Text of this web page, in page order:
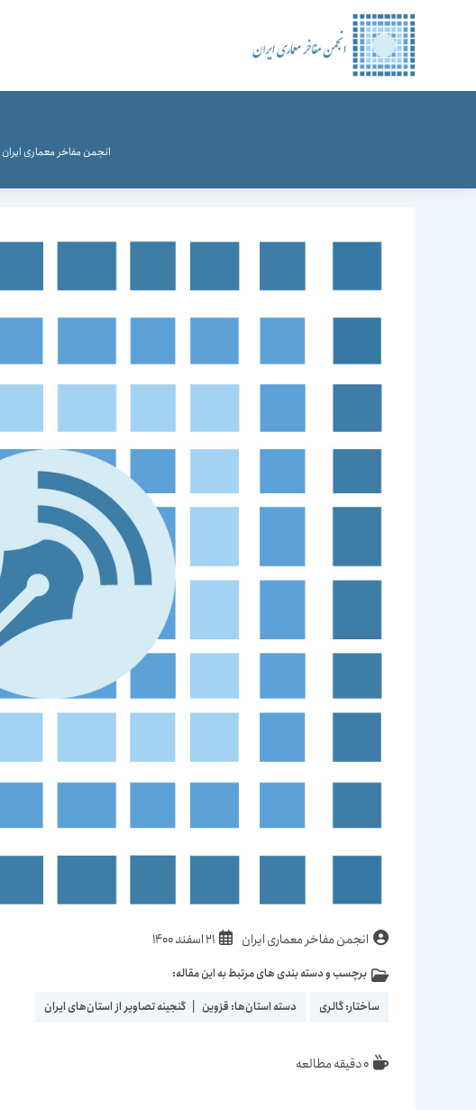
انجمن مفاخر معماری ایران
نویسندهٔانجمن مفاخر معماری ایران نوشته
شده
21 اسفند 1400
دسته‌برچسب و دسته بندی های مرتبط به این مقاله:
ساختار:گالری دسته استان‌ها: قزوین گنجینه تصاویر از استان‌های ایران
زمان0 دقیقه مطالعه